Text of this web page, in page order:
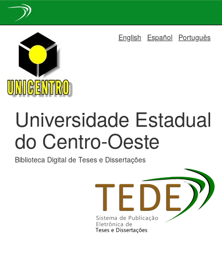
navigation
English Español Português
Universidade Estadual
do Centro-Oeste
Biblioteca Digital de Teses e Dissertações